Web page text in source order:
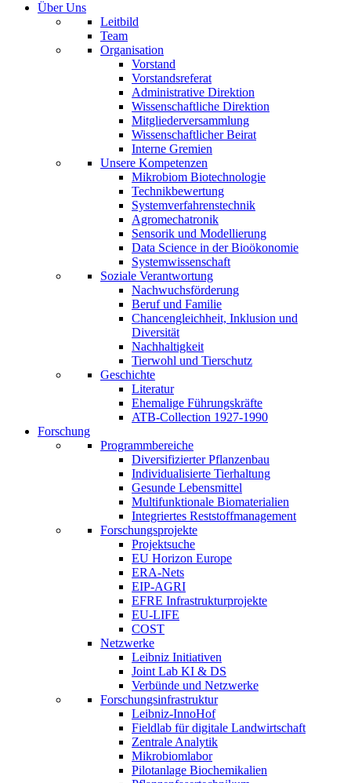
Über Uns
Leitbild
Team
Organisation
Vorstand
Vorstandsreferat
Administrative Direktion
Wissenschaftliche Direktion
Mitgliederversammlung
Wissenschaftlicher Beirat
Interne Gremien
Unsere Kompetenzen
Mikrobiom Biotechnologie
Technikbewertung
Systemverfahrenstechnik
Agromechatronik
Sensorik und Modellierung
Data Science in der Bioökonomie
Systemwissenschaft
Soziale Verantwortung
Nachwuchsförderung
Beruf und Familie
Chancengleichheit, Inklusion und
Diversität
Nachhaltigkeit
Tierwohl und Tierschutz
Geschichte
Literatur
Ehemalige Führungskräfte
ATB-Collection 1927-1990
Forschung
Programmbereiche
Diversifizierter Pflanzenbau
Individualisierte Tierhaltung
Gesunde Lebensmittel
Multifunktionale Biomaterialien
Integriertes Reststoffmanagement
Forschungsprojekte
Projektsuche
EU Horizon Europe
ERA-Nets
EIP-AGRI
EFRE Infrastrukturprojekte
EU-LIFE
COST
Netzwerke
Leibniz Initiativen
Joint Lab KI & DS
Verbünde und Netzwerke
Forschungsinfrastruktur
Leibniz-InnoHof
Fieldlab für digitale Landwirtschaft
Zentrale Analytik
Mikrobiomlabor
Pilotanlage Biochemikalien